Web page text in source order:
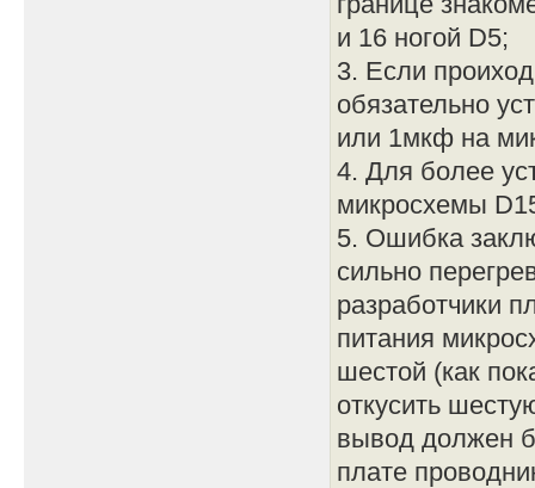
и 16 ногой D5;
3. Если
обязательно
или 1мкф на
4. Для более
микросхемы
5. Ошибка
сильно
разработчики
питания
шестой (как
откусить
вывод должен
плате